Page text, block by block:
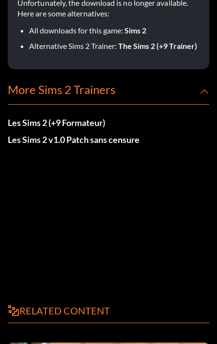
Unfortunately, the download is no longer available.
Here are some alternatives:
All downloads for this game: Sims 2
Alternative Sims 2 Trainer: The Sims 2 (+9 Trainer)
More Sims 2 Trainers
Les Sims 2 (+9 Formateur)
Les Sims 2 v1.0 Patch sans censure
RELATED CONTENT